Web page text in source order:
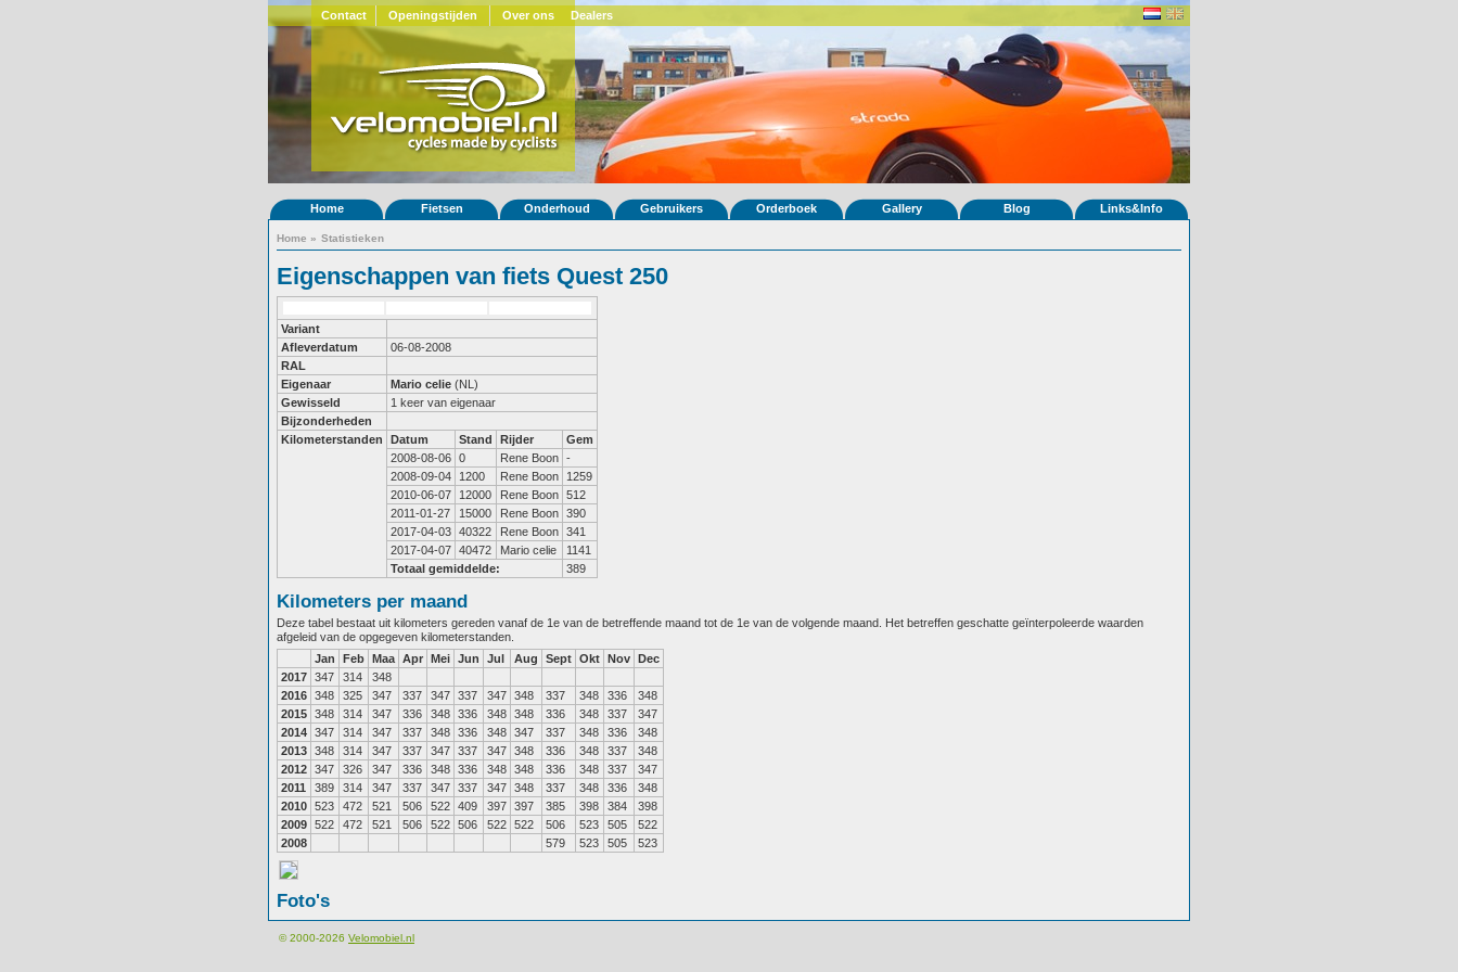
Contact Openingstijden Over ons Dealers
Home Fietsen Onderhoud Gebruikers Orderboek Gallery Blog Links&Info
Home » Statistieken
Eigenschappen van fiets Quest 250
Variant
Afleverdatum
06-08-2008
RAL
Eigenaar
Mario celie (NL)
Gewisseld
1 keer van eigenaar
Bijzonderheden
Kilometerstanden
Datum Stand Rijder
Gem
2008-08-06 0 Rene Boon -
2008-09-04
1200 Rene Boon
1259
2010-06-07
12000 Rene Boon 512
2011-01-27
15000 Rene Boon 390
2017-04-03 40322 Rene Boon 341
2017-04-07 40472 Mario celie
1141
Totaal gemiddelde:
389
Kilometers per maand
Deze tabel bestaat uit kilometers gereden vanaf de 1e van de betreffende maand tot de 1e van de volgende maand. Het betreffen geschatte geïnterpoleerde waarden
afgeleid van de opgegeven kilometerstanden.
Jan
Feb Maa Apr Mei Jun Jul Aug Sept Okt Nov Dec
2017 347 314
348
2016 348 325 347 337 347 337 347 348 337 348 336
348
2015 348 314 347 336 348 336 348 348 336 348 337
347
2014 347 314 347 337 348 336 348 347 337 348 336
348
2013 348 314 347 337 347 337 347 348 336 348 337
348
2012 347 326 347 336 348 336 348 348 336 348 337
347
2011
389 314 347 337 347 337 347 348 337 348 336
348
2010 523 472 521 506 522 409 397 397 385 398 384
398
2009 522 472 521 506 522 506 522 522 506 523 505
522
2008
579 523 505 523
Foto's
© 2000-2026 Velomobiel.nl